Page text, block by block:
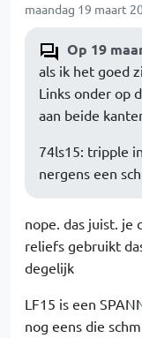
maandag 19 maart
Op 19
als ik het goed
Links onder op
aan beide
74ls15: tripple
nergens een
nope. das juist. je
reliefs gebruikt
degelijk
LF15 is een
nog eens die